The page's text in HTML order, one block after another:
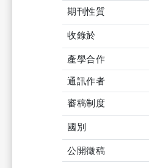
期刊性質
收錄於
產學合作
通訊作者
審稿制度
國別
公開徵稿